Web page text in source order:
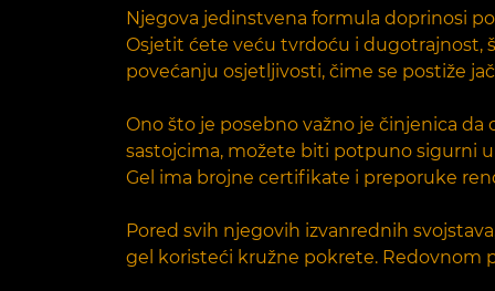
Njegova jedinstvena formula doprinosi
Osjetit ćete veću tvrdoću i dugotrajnost,
povećanju osjetljivosti, čime se postiže
Ono što je posebno važno je činjenica
sastojcima, možete biti potpuno sigurni
Gel ima brojne certifikate i preporuke
Pored svih njegovih izvanrednih
gel koristeći kružne pokrete. Redovnom